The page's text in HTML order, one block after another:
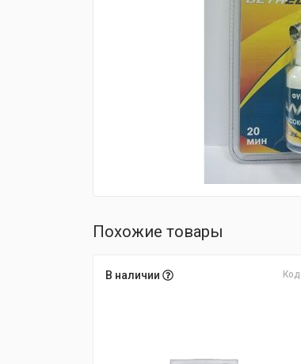
Похожие товары
В наличии Код